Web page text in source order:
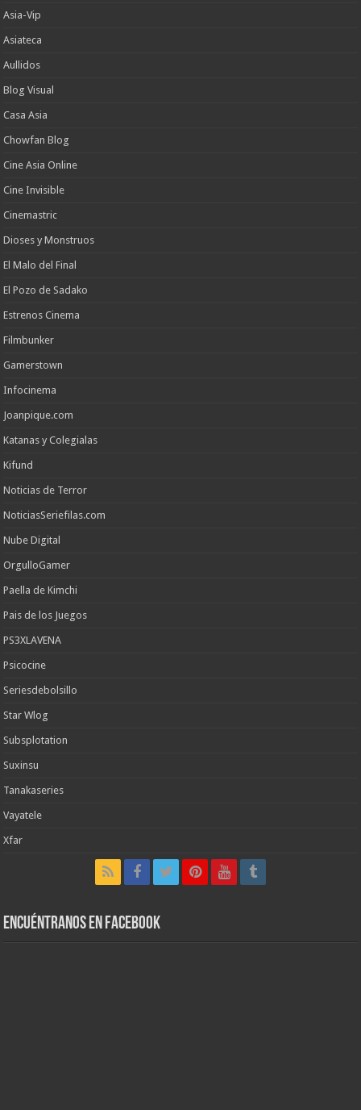
Asia-Vip
Asiateca
Aullidos
Blog Visual
Casa Asia
Chowfan Blog
Cine Asia Online
Cine Invisible
Cinemastric
Dioses y Monstruos
El Malo del Final
El Pozo de Sadako
Estrenos Cinema
Filmbunker
Gamerstown
Infocinema
Joanpique.com
Katanas y Colegialas
Kifund
Noticias de Terror
NoticiasSeriefilas.com
Nube Digital
OrgulloGamer
Paella de Kimchi
Pais de los Juegos
PS3XLAVENA
Psicocine
Seriesdebolsillo
Star Wlog
Subsplotation
Suxinsu
Tanakaseries
Vayatele
Xfar
Encuéntranos en Facebook